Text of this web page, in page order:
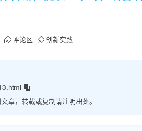
评论区 创新实践
章，转载或复制请注明出处。